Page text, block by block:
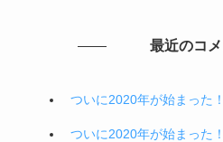
最近のコ
ついに2020年が始まった！
ついに2020年が始まった！